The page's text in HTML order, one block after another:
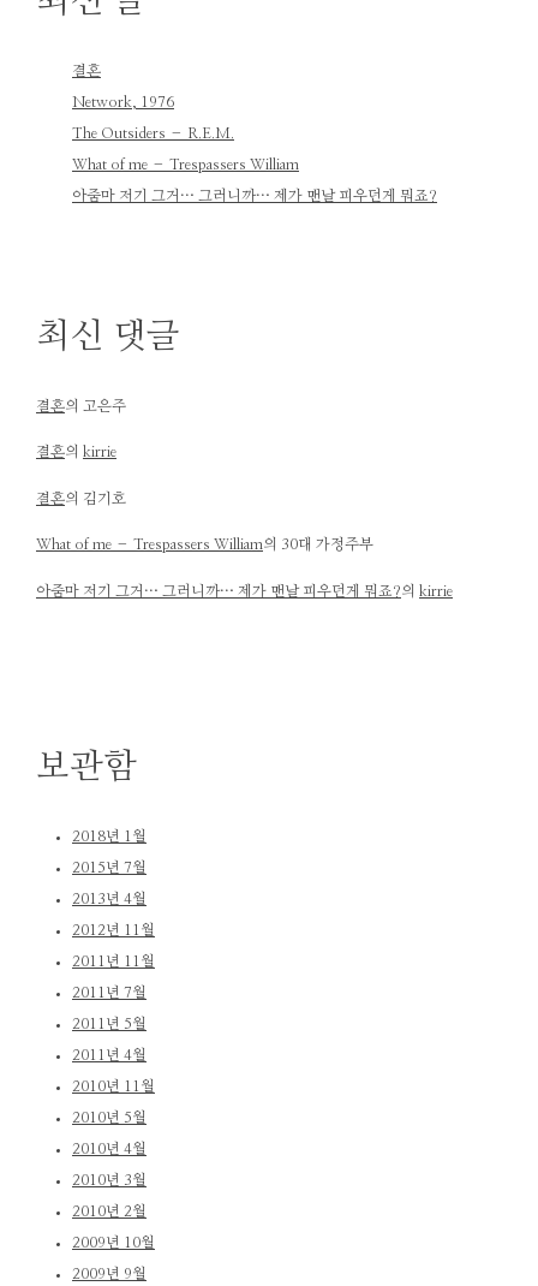
결혼
Network, 1976
The Outsiders – R.E.M.
What of me – Trespassers William
아줌마 저기 그거… 그러니까… 제가 맨날 피우던게 뭐죠?
최신 댓글
결혼의 고은주
결혼의 kirrie
결혼의 김기호
What of me – Trespassers William의 30대 가정주부
아줌마 저기 그거… 그러니까… 제가 맨날 피우던게 뭐죠?의 kirrie
보관함
2018년 1월
2015년 7월
2013년 4월
2012년 11월
2011년 11월
2011년 7월
2011년 5월
2011년 4월
2010년 11월
2010년 5월
2010년 4월
2010년 3월
2010년 2월
2009년 10월
2009년 9월